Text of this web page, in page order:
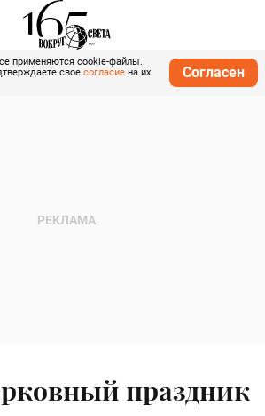
применяются cookie-файлы.
свое согласие на их
Согласен
праздник